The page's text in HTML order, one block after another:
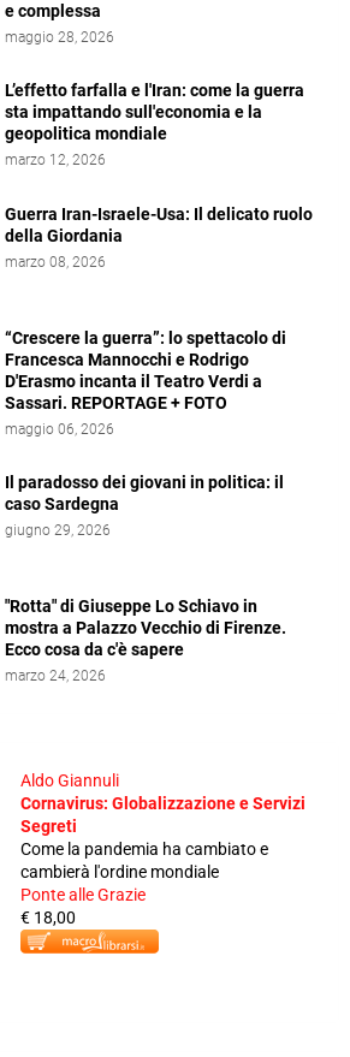
e complessa
maggio 28, 2026
L’effetto farfalla e l'Iran: come la guerra
sta impattando sull'economia e la
geopolitica mondiale
marzo 12, 2026
Guerra Iran-Israele-Usa: Il delicato ruolo
della Giordania
marzo 08, 2026
“Crescere la guerra”: lo spettacolo di
Francesca Mannocchi e Rodrigo
D'Erasmo incanta il Teatro Verdi a
Sassari. REPORTAGE + FOTO
maggio 06, 2026
Il paradosso dei giovani in politica: il
caso Sardegna
giugno 29, 2026
"Rotta" di Giuseppe Lo Schiavo in
mostra a Palazzo Vecchio di Firenze.
Ecco cosa da c'è sapere
marzo 24, 2026
Aldo Giannuli
Cornavirus: Globalizzazione e Servizi
Segreti
Come la pandemia ha cambiato e
cambierà l'ordine mondiale
Ponte alle Grazie
€ 18,00